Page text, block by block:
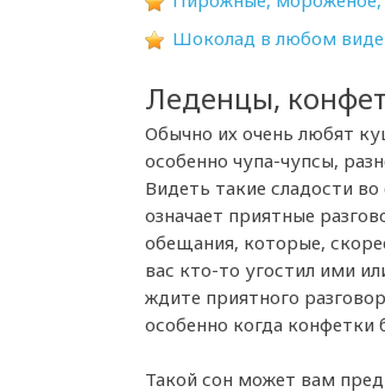
Шоколад в любом виде
Леденцы,
Обычно их очень любят
особенно чупа-чупсы,
Видеть такие сладости
означает приятные
обещания, которые,
вас кто-то угостил ими
ждите приятного
особенно когда конфетки
Такой сон может вам